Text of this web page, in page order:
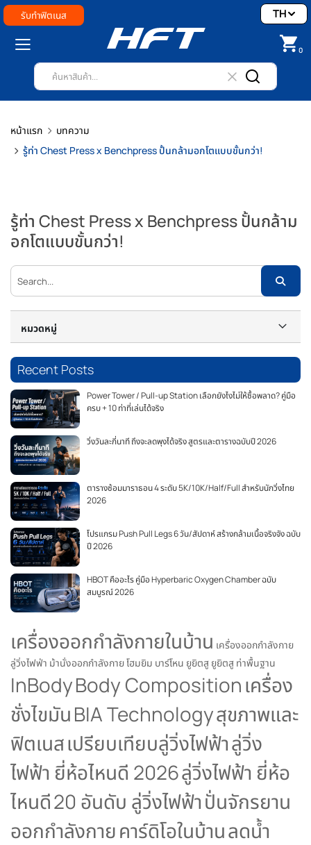
รับทำฟิตเนส
0
TH
หน้าแรก
บทความ
รู้ท่า Chest Press x Benchpress ปั้นกล้ามอกโตแบบขั้นกว่า!
รู้ท่า Chest Press x Benchpress ปั้นกล้าม
อกโตแบบขั้นกว่า!
หมวดหมู่
Recent Posts
Power Tower / Pull-up Station เลือกยังไงไม่ให้ซื้อพลาด? คู่มือ
ครบ + 10 ท่าที่เล่นได้จริง
วิ่งวันละกี่นาที ถึงจะลดพุงได้จริง สูตรและตารางฉบับปี 2026
ตารางซ้อมมาราธอน 4 ระดับ 5K/10K/Half/Full สำหรับนักวิ่งไทย
2026
โปรแกรม Push Pull Legs 6 วัน/สัปดาห์ สร้างกล้ามเนื้อจริงจัง ฉบับ
ปี 2026
HBOT คืออะไร คู่มือ Hyperbaric Oxygen Chamber ฉบับ
สมบูรณ์ 2026
เครื่องออกกำลังกายในบ้าน เครื่องออกกำลังกาย
ลู่วิ่งไฟฟ่า ม้านั่งออกกำลังกายโฮมยิม บาร์โหน ยูยิตสู ยูยิตสู ท่าพื้นฐาน
InBodyBody Compositionเครื่อง
ชั่งไขมันBIA Technologyสุขภาพและ
ฟิตเนสเปรียบเทียบลู่วิ่งไฟฟ้าลู่วิ่ง
ไฟฟ้า ยี่ห้อไหนดี 2026ลู่วิ่งไฟฟ้า ยี่ห้อ
ไหนดี20 อันดับ ลู่วิ่งไฟฟ้าปั่นจักรยาน
ออกกำลังกายคาร์ดิโอในบ้านลดน้ำ